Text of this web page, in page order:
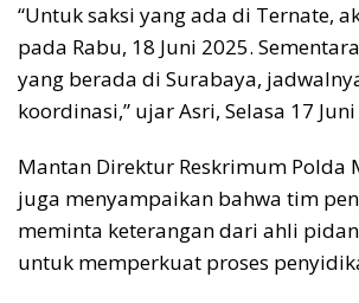
“Untuk saksi yang ada di Ternate,
pada Rabu, 18 Juni 2025.
yang berada di Surabaya,
koordinasi,” ujar Asri, Selasa 17
Mantan Direktur Reskrimum Polda
juga menyampaikan bahwa tim
meminta keterangan dari ahli
untuk memperkuat proses